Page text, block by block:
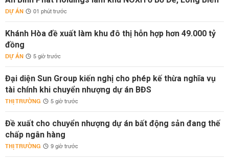
DỰ ÁN 01 phút trước
Khánh Hòa đề xuất làm khu đô thị hỗn hợp hơn 49.000 tỷ
đồng
DỰ ÁN 5 giờ trước
Đại diện Sun Group kiến nghị cho phép kế thừa nghĩa vụ
tài chính khi chuyển nhượng dự án BĐS
THỊ TRƯỜNG 5 giờ trước
Đề xuất cho chuyển nhượng dự án bất động sản đang thế
chấp ngân hàng
THỊ TRƯỜNG 9 giờ trước